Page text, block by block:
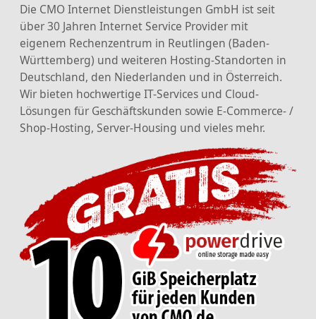
Die CMO Internet Dienstleistungen GmbH ist seit
über 30 Jahren Internet Service Provider mit
eigenem Rechenzentrum in Reutlingen (Baden-
Württemberg) und weiteren Hosting-Standorten in
Deutschland, den Niederlanden und in Österreich.
Wir bieten hochwertige IT-Services und Cloud-
Lösungen für Geschäftskunden sowie E-Commerce- /
Shop-Hosting, Server-Housing und vieles mehr.